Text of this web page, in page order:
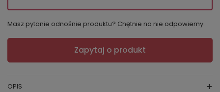
Masz pytanie odnośnie produktu? Chętnie na nie odpowiemy.
Zapytaj o produkt
OPIS